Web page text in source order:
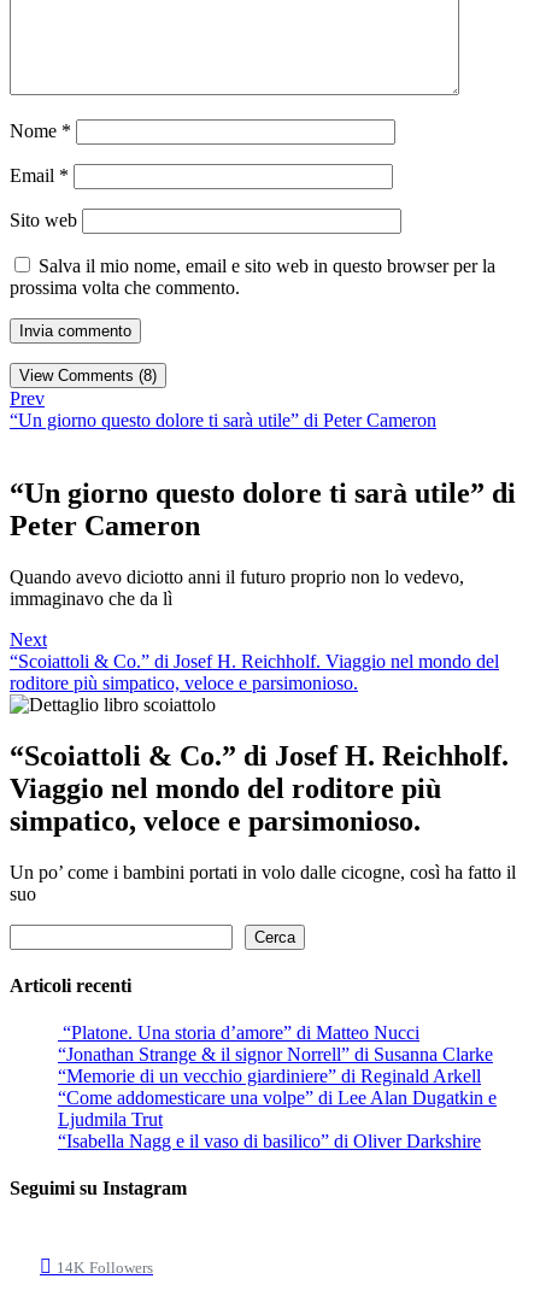
Nome *
Email *
Sito web
Salva il mio nome, email e sito web in questo browser per la
prossima volta che commento.
View Comments (8)
Prev
“Un giorno questo dolore ti sarà utile” di Peter Cameron
“Un giorno questo dolore ti sarà utile” di
Peter Cameron
Quando avevo diciotto anni il futuro proprio non lo vedevo,
immaginavo che da lì
Next
“Scoiattoli & Co.” di Josef H. Reichholf. Viaggio nel mondo del
roditore più simpatico, veloce e parsimonioso.
“Scoiattoli & Co.” di Josef H. Reichholf.
Viaggio nel mondo del roditore più
simpatico, veloce e parsimonioso.
Un po’ come i bambini portati in volo dalle cicogne, così ha fatto il
suo
Cerca
Articoli recenti
“Platone. Una storia d’amore” di Matteo Nucci
“Jonathan Strange & il signor Norrell” di Susanna Clarke
“Memorie di un vecchio giardiniere” di Reginald Arkell
“Come addomesticare una volpe” di Lee Alan Dugatkin e
Ljudmila Trut
“Isabella Nagg e il vaso di basilico” di Oliver Darkshire
Seguimi su Instagram
14K Followers